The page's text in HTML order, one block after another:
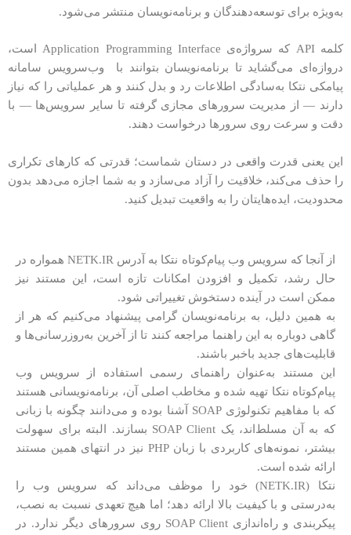
به‌ویژه برای توسعه‌دهندگان و برنامه‌نویسان منتشر می‌شود.
کلمه API که سرواژه‌ی Application Programming Interface است،
دروازه‌ای می‌گشاید تا برنامه‌نویسان بتوانند با وب‌سرویس سامانه
پیامکی نتکا به‌سادگی اطلاعات رد و بدل کنند و هر عملیاتی را که نیاز
دارند — از مدیریت سرورهای مجازی گرفته تا سایر سرویس‌ها — با
دقت و سرعت روی سرورها درخواست دهند.
این یعنی قدرت واقعی در دستان شماست؛ قدرتی که کارهای تکراری
را حذف می‌کند، خلاقیت را آزاد می‌سازد و به شما اجازه می‌دهد بدون
محدودیت، ایده‌هایتان را به واقعیت تبدیل کنید.
از آنجا که سرویس وب پیام‌کوتاه نتکا به آدرس NETK.IR همواره در
حال رشد، تکمیل و افزودن امکانات تازه است، این مستند نیز
ممکن است در آینده دستخوش تغییراتی شود.
به همین دلیل، به برنامه‌نویسان گرامی پیشنهاد می‌کنیم که هر از
گاهی دوباره به این راهنما مراجعه کنند تا از آخرین به‌روزرسانی‌ها و
قابلیت‌های جدید باخبر باشند.
این مستند به‌عنوان راهنمای رسمی استفاده از سرویس وب
پیام‌کوتاه نتکا تهیه شده و مخاطب اصلی آن، برنامه‌نویسانی هستند
که با مفاهیم تکنولوژی SOAP آشنا بوده و می‌دانند چگونه با زبانی
که به آن مسلط‌اند، یک SOAP Client بسازند. البته برای سهولت
بیشتر، نمونه‌های کاربردی با زبان PHP نیز در انتهای همین مستند
ارائه شده است.
نتکا (NETK.IR) خود را موظف می‌داند که سرویس وب را
به‌درستی و با کیفیت بالا ارائه دهد؛ اما هیچ تعهدی نسبت به نصب،
پیکربندی و راه‌اندازی SOAP Client روی سرورهای دیگر ندارد. در